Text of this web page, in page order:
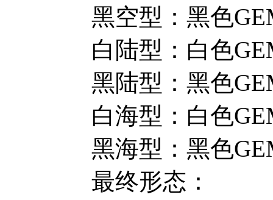
黑空型：黑色
白陆型：白色
黑陆型：黑色
白海型：白色
黑海型：黑色
最终形态：